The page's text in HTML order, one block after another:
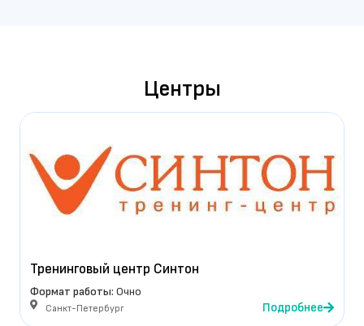
Центры
Тренинговый центр Синтон
Формат работы: Очно
Санкт-Петербург Подробнее